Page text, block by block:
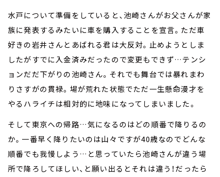
水戸について準備をしていると、池崎さんがお父さんが家
族に発表するみたいに車を購入することを宣言。ただ車
好きの岩井さんとあばれる君は大反対。止めようとしま
したがすでに入金済みだったので変更もできず…テンシ
ョンだだ下がりの池崎さん。それでも舞台では暴れまわ
りさすがの貫禄。場が荒れた状態でただ一生懸命漫才を
やるハライチは相対的に地味になってしまいました。
そして東京への帰路…気になるのはどの順番で降りるの
か。一番早く降りたいのは山々ですが40歳なのでどんな
順番でも我慢しよう…と思っていたら池崎さんが違う場
所で降ろしてほしい、と願い出るとそれは違う！だったら